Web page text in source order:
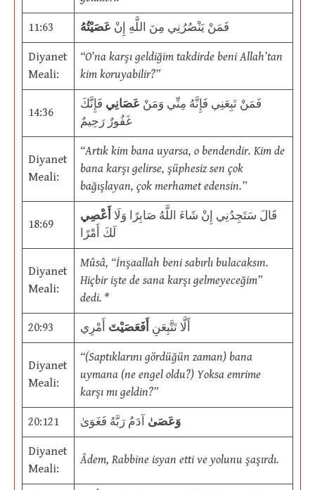
11:63 فَمَنْ يَنْصُرُنِي مِنَ اللَّهِ إِنْ عَصَيْتُهُ
Diyanet
Meali:
“O’na karşı geldiğim takdirde beni Allah’tan
kim koruyabilir?”
14:36
فَمَنْ تَبِعَنِي فَإِنَّهُ مِنِّي وَمَنْ عَصَانِي فَإِنَّكَ
غَفُورٌ رَحِيمٌ
Diyanet
Meali:
“Artık kim bana uyarsa, o bendendir. Kim de
bana karşı gelirse, şüphesiz sen çok
bağışlayan, çok merhamet edensin.”
18:69
قَالَ سَتَجِدُنِي إِنْ شَاءَ اللَّهُ صَابِرًا وَلَا أَعْصِي
لَكَ أَمْرًا
Diyanet
Meali:
Mûsâ, “İnşaallah beni sabırlı bulacaksın.
Hiçbir işte de sana karşı gelmeyeceğim”
dedi. *
20:93 أَلَّا تَتَّبِعَنِ أَفَعَصَيْتَ أَمْرِي
Diyanet
Meali:
“(Saptıklarını gördüğün zaman) bana
uymana (ne engel oldu?) Yoksa emrime
karşı mı geldin?”
20:121 وَعَصَىٰ آدَمُ رَبَّهُ فَغَوَىٰ
Diyanet
Meali:
Âdem, Rabbine isyan etti ve yolunu şaşırdı.